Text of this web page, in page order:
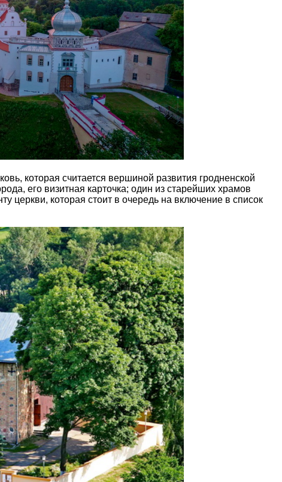
которая считается вершиной развития гродненской
его визитная карточка; один из старейших храмов
церкви, которая стоит в очередь на включение в список